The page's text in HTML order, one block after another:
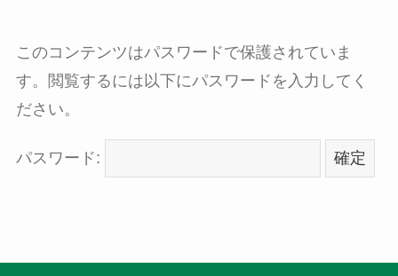
このコンテンツはパスワードで保護されていま
す。閲覧するには以下にパスワードを入力してく
ださい。
パスワード: